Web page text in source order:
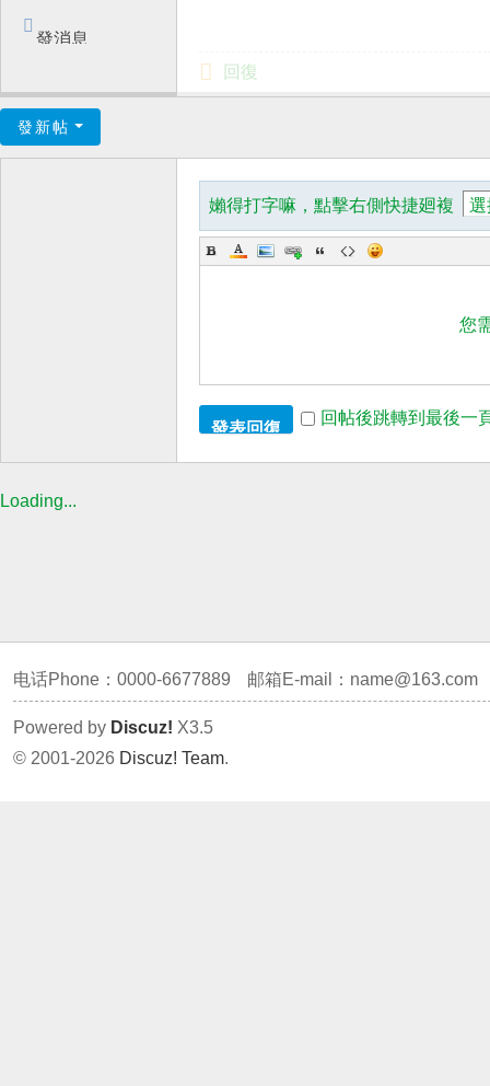
發消息
回復
發新帖
嬾得打字嘛，點擊右側快捷廻複
您
發表回復
回帖後跳轉到最後一
Loading...
电话Phone：0000-6677889 邮箱E-mail： name@163.com
Powered by Discuz! X3.5
© 2001-2026 Discuz! Team.